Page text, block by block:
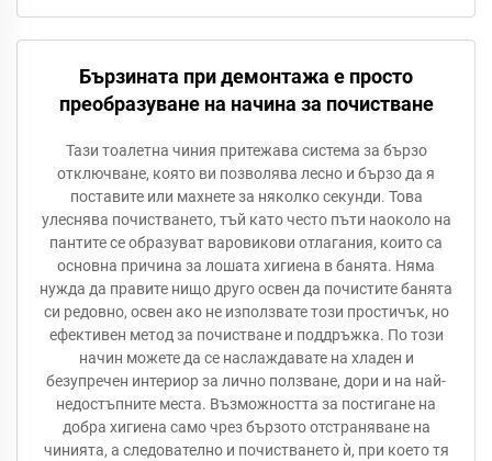
Бързината при демонтажа е просто
преобразуване на начина за почистване
Тази тоалетна чиния притежава система за бързо
отключване, която ви позволява лесно и бързо да я
поставите или махнете за няколко секунди. Това
улеснява почистването, тъй като често пъти наоколо на
пантите се образуват варовикови отлагания, които са
основна причина за лошата хигиена в банята. Няма
нужда да правите нищо друго освен да почистите банята
си редовно, освен ако не използвате този простичък, но
ефективен метод за почистване и поддръжка. По този
начин можете да се наслаждавате на хладен и
безупречен интериор за лично ползване, дори и на най-
недостъпните места. Възможността за постигане на
добра хигиена само чрез бързото отстраняване на
чинията, а следователно и почистването ѝ, при което тя